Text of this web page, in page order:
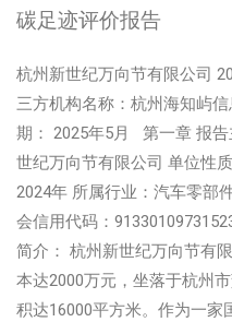
碳足迹评价报告
杭州新世纪万向节有限公司
三方机构名称：杭州海知屿
期： 2025年5月 第一章 报
世纪万向节有限公司 单
2024年 所属行业：汽车零部
会信用代码：
简介： 杭州新世纪万向节有
本达2000万元，坐落于杭州
积达16000平方米。作为一家